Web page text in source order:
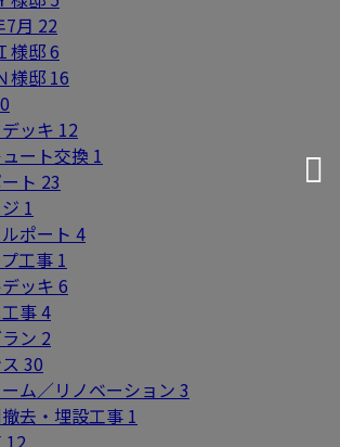
7月 22
様邸6
様邸 16
ッキ 12
ート交換 1
ト 23
1
ポート 4
工事 1
ッキ 6
事4
ン 2
30
ム／リノベーション 3
去・埋設工事 1